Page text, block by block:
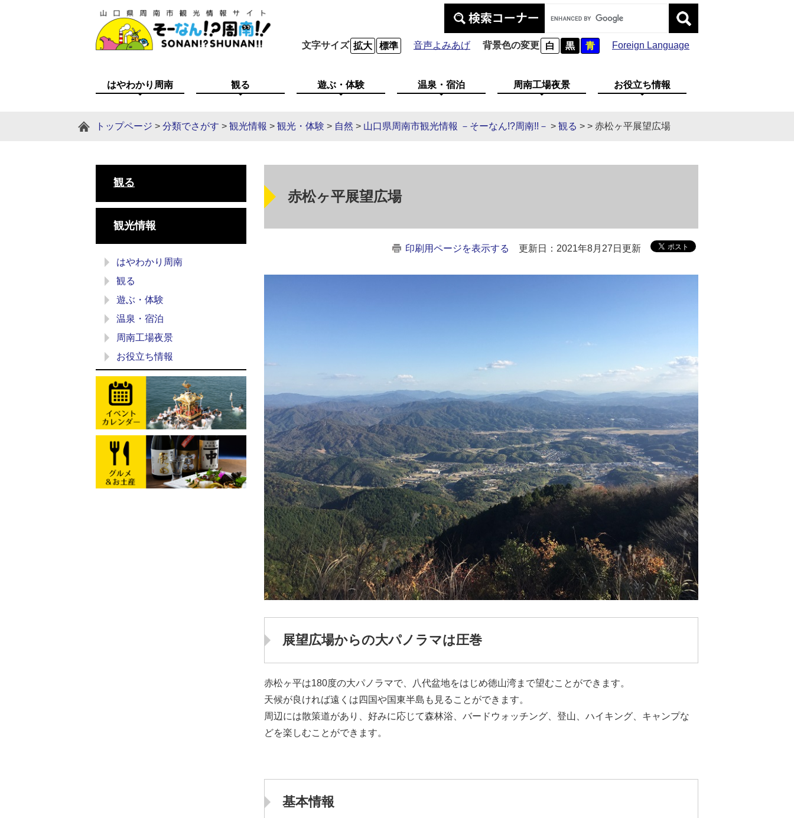
文字サイズ 拡大 標準 音声よみあげ 背景色の変更 白 黒 青 Foreign Language
はやわかり周南 観る 遊ぶ・体験 温泉・宿泊 周南工場夜景 お役立ち情報
トップページ > 分類でさがす > 観光情報 > 観光・体験 > 自然 > 山口県周南市観光情報 －そーなん!?周南!!－ > 観る > > 赤松ヶ平展望広場
観る
観光情報
はやわかり周南
観る
遊ぶ・体験
温泉・宿泊
周南工場夜景
お役立ち情報
赤松ヶ平展望広場
印刷用ページを表示する 更新日：2021年8月27日更新
展望広場からの大パノラマは圧巻
赤松ヶ平は180度の大パノラマで、八代盆地をはじめ徳山湾まで望むことができます。
天候が良ければ遠くは四国や国東半島も見ることができます。
周辺には散策道があり、好みに応じて森林浴、バードウォッチング、登山、ハイキング、キャンプな
どを楽しむことができます。
基本情報